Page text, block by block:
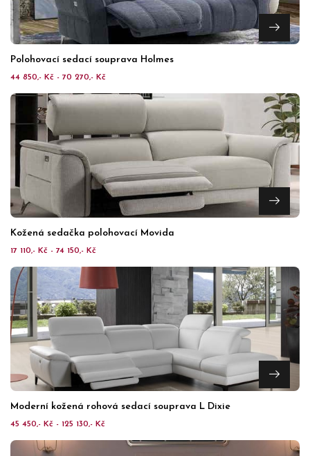
Polohovací sedací souprava Holmes
44 850,- Kč - 70 270,- Kč
Kožená sedačka polohovací Movida
17 110,- Kč - 74 150,- Kč
Moderní kožená rohová sedací souprava L Dixie
45 450,- Kč - 125 130,- Kč